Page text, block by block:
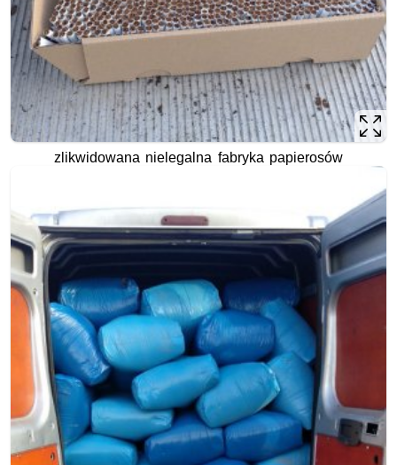
zlikwidowana nielegalna fabryka papierosów